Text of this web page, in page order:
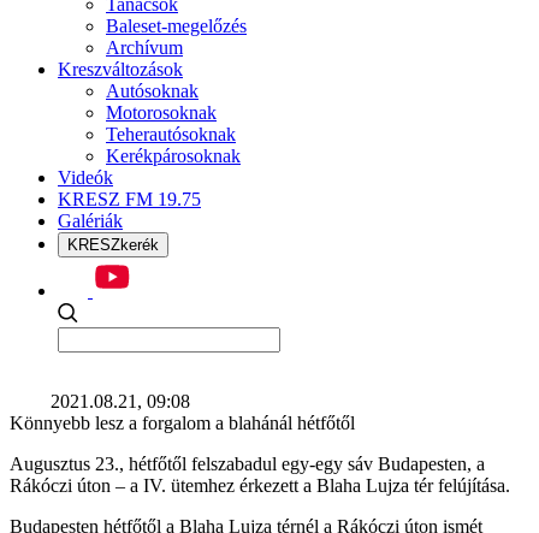
Tanácsok
Baleset-megelőzés
Archívum
Kreszváltozások
Autósoknak
Motorosoknak
Teherautósoknak
Kerékpárosoknak
Videók
KRESZ FM 19.75
Galériák
KRESZkerék
2021.08.21, 09:08
Könnyebb lesz a forgalom a blahánál hétfőtől
Augusztus 23., hétfőtől felszabadul egy-egy sáv Budapesten, a
Rákóczi úton – a IV. ütemhez érkezett a Blaha Lujza tér felújítása.
Budapesten hétfőtől a Blaha Lujza térnél a Rákóczi úton ismét